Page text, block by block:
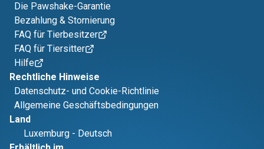
Die Pawshake-Garantie
Bezahlung & Stornierung
FAQ für Tierbesitzer
FAQ für Tiersitter
Hilfe
Rechtliche Hinweise
Datenschutz- und Cookie-Richtlinie
Allgemeine Geschäftsbedingungen
Land
Luxemburg - Deutsch